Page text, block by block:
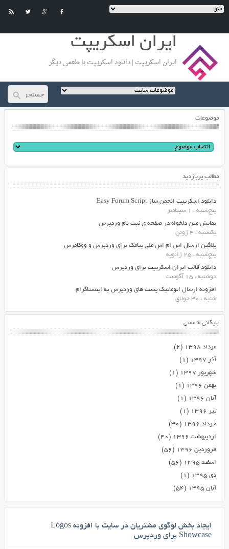
ایران اسکریپت
ایران اسکریپت | دانلود اسکریپت با طعمی دیگر
موضوعات
مطالب پربازدید
دانلود اسکریپت انجمن ساز Easy Forum Script
پنج‌شنبه ، 1 سپتامبر
نمایش متن دلخواه در صفحه ی ثبت نام وردپرس
یکشنبه ، 4 ژوئن
پلاگین ارسال اس ام اس ملی پیامک برای وردپرس و ووکامرس
پنج‌شنبه ، 25 ژانویه
دانلود قالب ایران اسکریپت برای وردپرس
دوشنبه ، 15 آگوست
افزونه ارسال اتوماتیک پست های وردپرس به اینستاگرام
شنبه ، 30 جولای
بایگانی شمسی
مرداد ۱۳۹۸
(۲)
آذر ۱۳۹۷
(۱)
شهریور ۱۳۹۷
(۱)
بهمن ۱۳۹۶
(۱)
آبان ۱۳۹۶
(۱)
تیر ۱۳۹۶
(۱)
خرداد ۱۳۹۶
(۳۰)
اردیبهشت ۱۳۹۶
(۴۰)
فروردین ۱۳۹۶
(۵۶)
اسفند ۱۳۹۵
(۵۶)
دی ۱۳۹۵
(۱)
آبان ۱۳۹۵
(۵۴)
ایجاد بخش لوگوی مشتریان در سایت با افزونه Logos
Showcase برای وردپرس